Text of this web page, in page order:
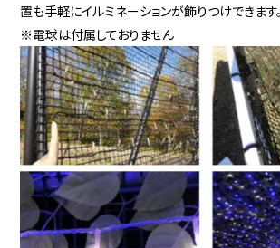
Ｈ０６ 高密度ポリエチレン
Ｈ０７ 高密度ポリエチレン
置も手軽にイルミネーションが飾りつけできます。
※電球は付属しておりません